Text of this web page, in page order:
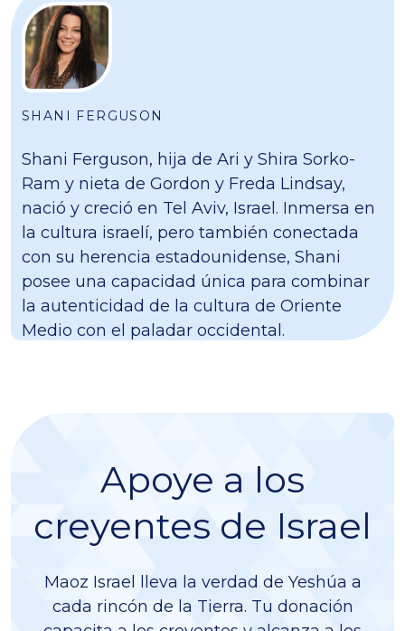
SHANI FERGUSON
Shani Ferguson, hija de Ari y Shira Sorko-
Ram y nieta de Gordon y Freda Lindsay,
nació y creció en Tel Aviv, Israel. Inmersa en
la cultura israelí, pero también conectada
con su herencia estadounidense, Shani
posee una capacidad única para combinar
la autenticidad de la cultura de Oriente
Medio con el paladar occidental.
Apoye a los
creyentes de Israel
Maoz Israel lleva la verdad de Yeshúa a
cada rincón de la Tierra. Tu donación